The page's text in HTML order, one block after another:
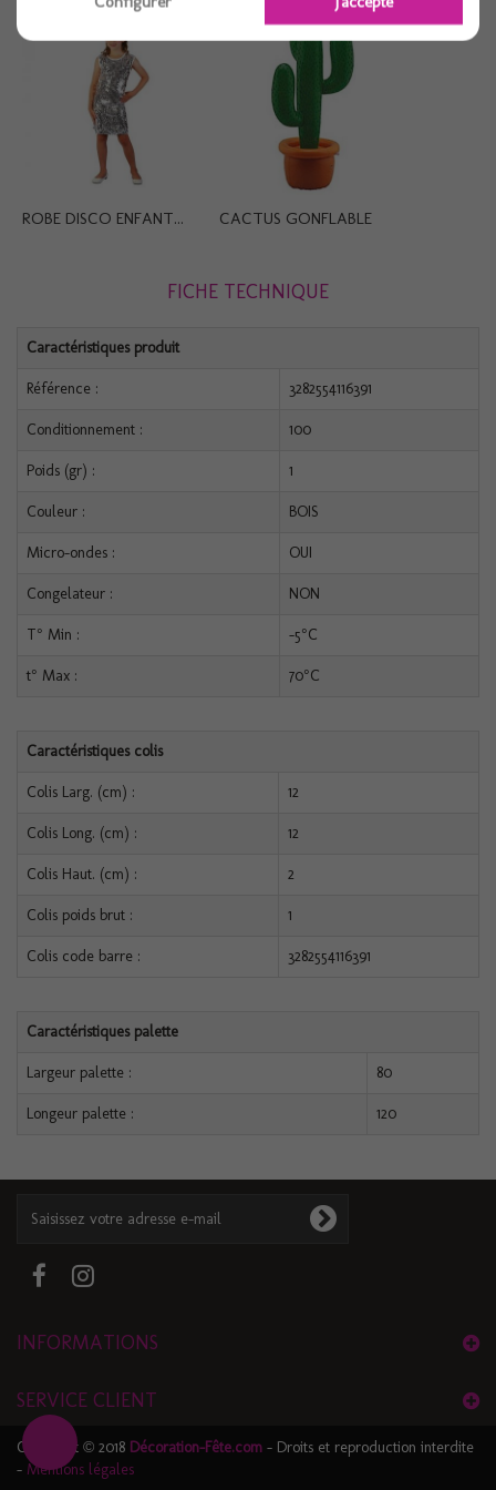
ROBE DISCO ENFANT... CACTUS GONFLABLE
FICHE TECHNIQUE
Caractéristiques produit
Référence : 3282554116391
Conditionnement : 100
Poids (gr) : 1
Couleur : BOIS
Micro-ondes : OUI
Congelateur : NON
T° Min : -5°C
t° Max : 70°C
Caractéristiques colis
Colis Larg. (cm) : 12
Colis Long. (cm) : 12
Colis Haut. (cm) : 2
Colis poids brut : 1
Colis code barre : 3282554116391
Caractéristiques palette
Largeur palette : 80
Longeur palette : 120
INFORMATIONS
SERVICE CLIENT
Copyright © 2018 Décoration-Fête.com - Droits et reproduction interdite
- Mentions légales